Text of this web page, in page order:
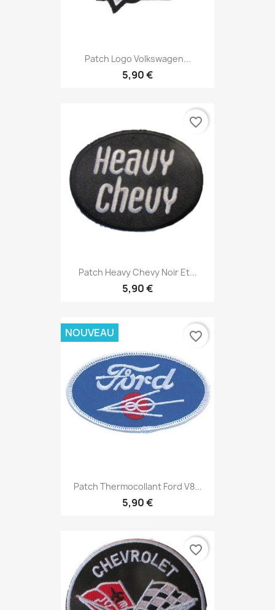
Patch Logo Volkswagen...
5,90 €
Patch Heavy Chevy Noir Et...
5,90 €
favorite_border
Patch Thermocollant Ford V8...
5,90 €
NOUVEAU favorite_border
favorite_border